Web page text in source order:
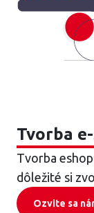
Tvorba
Tvorba
dôležité si
Ozvite sa